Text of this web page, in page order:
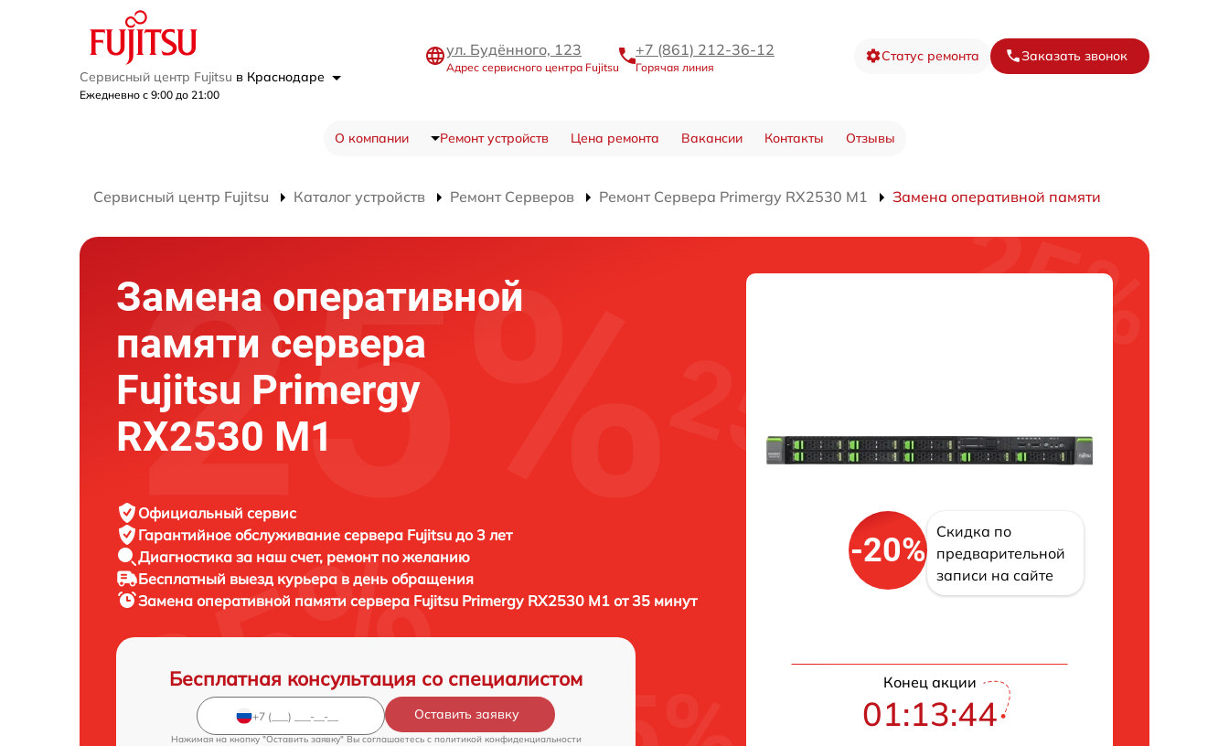
Сервисный центр Fujitsu в Краснодаре
Ежедневно с 9:00 до 21:00
ул. Будённого, 123
Адрес сервисного центра Fujitsu
+7 (861) 212-36-12
Горячая линия
Статус ремонта Заказать звонок
О компании Ремонт устройств Цена ремонта Вакансии Контакты Отзывы
Сервисный центр Fujitsu Каталог устройств Ремонт Серверов Ремонт Сервера Primergy RX2530 M1 Замена оперативной памяти
Замена оперативной
памяти сервера
Fujitsu Primergy
RX2530 M1
Официальный сервис
Гарантийное обслуживание сервера Fujitsu до 3 лет
Диагностика за наш счет, ремонт по желанию
Бесплатный выезд курьера в день обращения
Замена оперативной памяти сервера Fujitsu Primergy RX2530 M1 от 35 минут
Бесплатная консультация со специалистом
Оставить заявку
Нажимая на кнопку "Оставить заявку" Вы соглашаетесь c политикой конфиденциальности
-20%
Скидка по
предварительной
записи на сайте
Конец акции
01:13:43